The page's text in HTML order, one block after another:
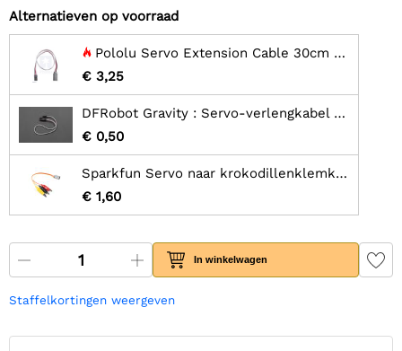
Alternatieven op voorraad
Pololu Servo Extension Cable 30cm Male - Female
€ 3,25
DFRobot Gravity : Servo-verlengkabel 300 mm
€ 0,50
Sparkfun Servo naar krokodillenklemkabel - gehuld
€ 1,60
In winkelwagen
Staffelkortingen weergeven